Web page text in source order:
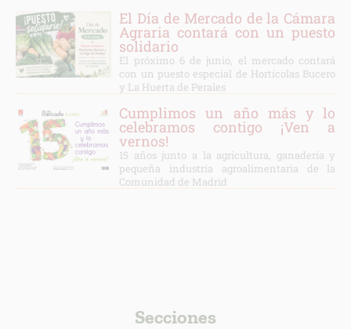
El Día de Mercado de la Cámara
Agraria contará con un puesto
solidario
El próximo 6 de junio, el mercado contará
con un puesto especial de Hortícolas Bucero
y La Huerta de Perales
Cumplimos un año más y lo
celebramos contigo ¡Ven a
vernos!
15 años junto a la agricultura, ganadería y
pequeña industria agroalimentaria de la
Comunidad de Madrid
Secciones